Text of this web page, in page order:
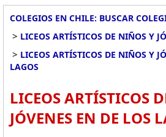
COLEGIOS EN CHILE: BUSCAR
> LICEOS ARTÍSTICOS DE NIÑOS Y
> LICEOS ARTÍSTICOS DE NIÑOS Y
LAGOS
LICEOS ARTÍSTICOS
JÓVENES EN DE LOS